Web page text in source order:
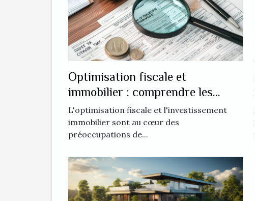
Optimisation fiscale et
immobilier : comprendre les
enjeux
L'optimisation fiscale et l'investissement
immobilier sont au cœur des
préoccupations de...